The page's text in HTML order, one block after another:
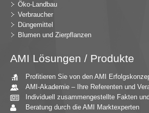
Öko-Landbau
Verbraucher
Düngemittel
Blumen und Zierpflanzen
AMI Lösungen / Produkte
Profitieren Sie von den AMI
AMI-Akademie – Ihre Referenten und
Individuell zusammengestellte Fakten
Beratung durch die AMI Marktexperten